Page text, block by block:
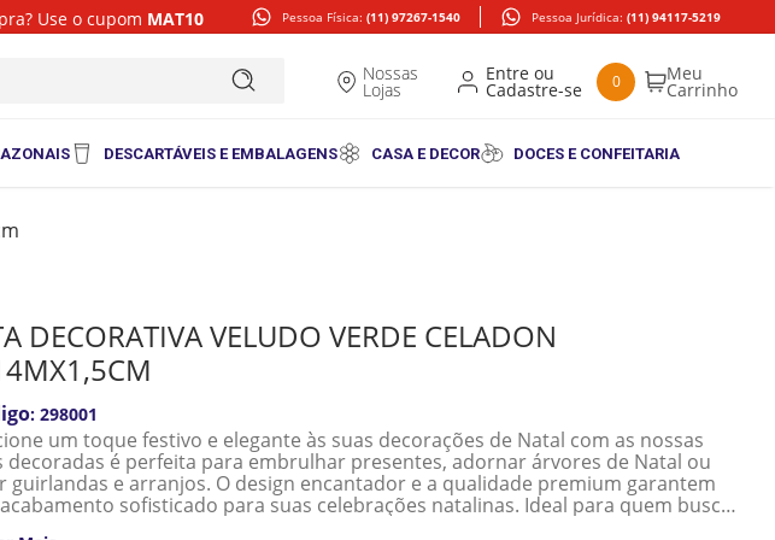
Use o cupom MAT10 Pessoa Física: (11) 97267-1540 Pessoa Jurídica: (11) 94117-5219
Nossas
Lojas 0
DESCARTÁVEIS E EMBALAGENS CASA E DECOR DOCES E CONFEITARIA
DECORATIVA VELUDO VERDE CELADON
: 298001
um toque festivo e elegante às suas decorações de Natal com as nossas
decoradas é perfeita para embrulhar presentes, adornar árvores de Natal ou
guirlandas e arranjos. O design encantador e a qualidade premium garantem
sofisticado para suas celebrações natalinas. Ideal para quem busca